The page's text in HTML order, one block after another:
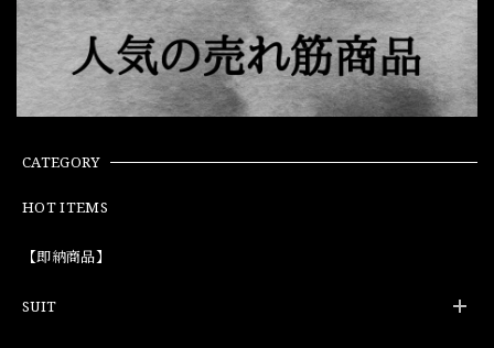
CATEGORY
HOT ITEMS
【即納商品】
SUIT